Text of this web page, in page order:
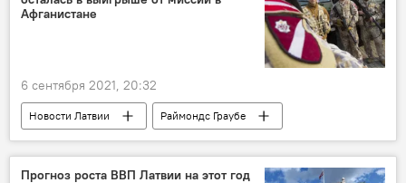
Афганистане
6 сентября 2021, 20:32
Новости Латвии
Раймондс Граубе
Афганистан
Прогноз роста ВВП Латвии на этот год